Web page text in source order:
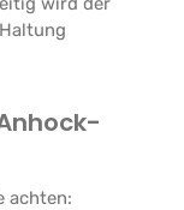
achten: